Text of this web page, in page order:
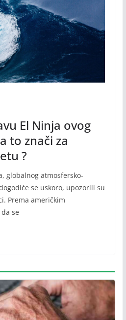
El Ninja ovog
to znači za
?
globalnog atmosfersko-
se uskoro, upozorili su
Prema američkim
se